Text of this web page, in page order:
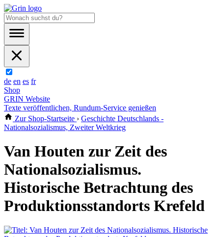
de en es fr
Shop
GRIN Website
Texte veröffentlichen, Rundum-Service genießen
Zur Shop-Startseite › Geschichte Deutschlands -
Nationalsozialismus, Zweiter Weltkrieg
Van Houten zur Zeit des
Nationalsozialismus.
Historische Betrachtung des
Produktionsstandorts Krefeld